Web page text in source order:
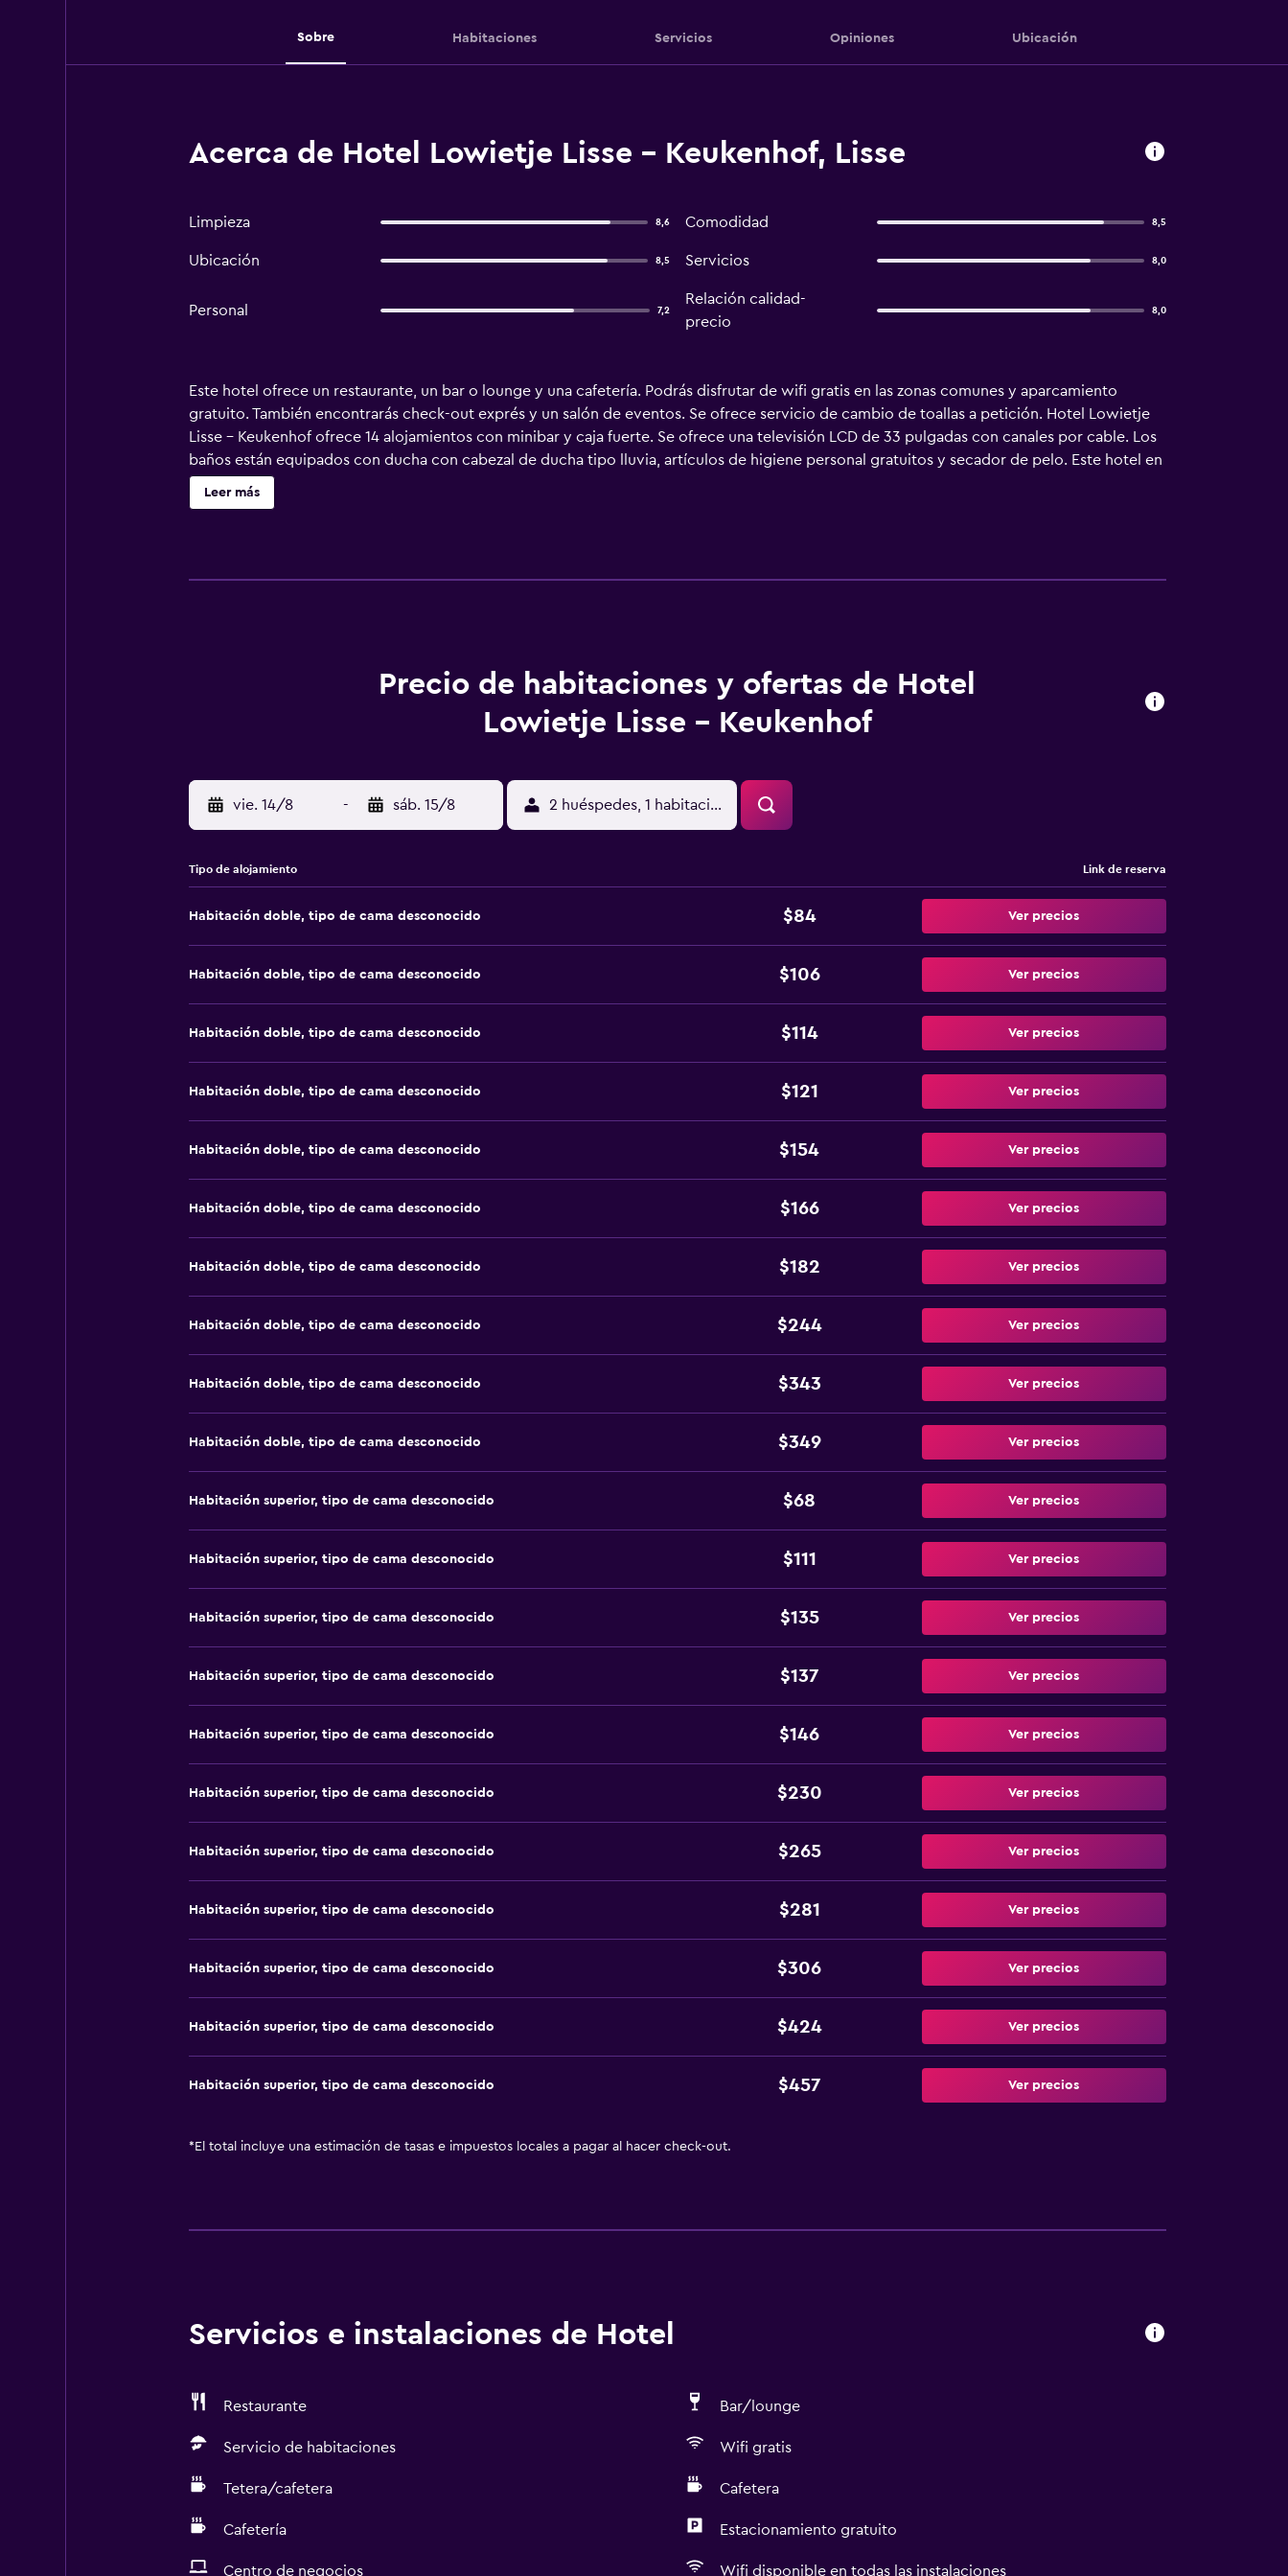
Sobre Habitaciones Servicios Opiniones Ubicación
Acerca de Hotel Lowietje Lisse - Keukenhof, Lisse
Limpieza 8,6 Comodidad 8,5
Ubicación 8,5 Servicios 8,0
Personal 7,2
Relación calidad-
precio
8,0
Este hotel ofrece un restaurante, un bar o lounge y una cafetería. Podrás disfrutar de wifi gratis en las zonas comunes y aparcamiento
gratuito. También encontrarás check-out exprés y un salón de eventos. Se ofrece servicio de cambio de toallas a petición. Hotel Lowietje
Lisse - Keukenhof ofrece 14 alojamientos con minibar y caja fuerte. Se ofrece una televisión LCD de 33 pulgadas con canales por cable. Los
baños están equipados con ducha con cabezal de ducha tipo lluvia, artículos de higiene personal gratuitos y secador de pelo. Este hotel en
Lisse ofrece acceso a Internet wifi gratis con una velocidad de 100 Mbps o más (para 1 o 2 personas, o hasta 6 dispositivos). Los servicios
para las personas de negocios incluyen periódicos gratuitos y teléfono. Es posible solicitar juegos de cama hipoalergénicos, tabla de
Leer más
Precio de habitaciones y ofertas de Hotel
Lowietje Lisse - Keukenhof
vie. 14/8 - sáb. 15/8 2 huéspedes, 1 habitación
Tipo de alojamiento Link de reserva
Habitación doble, tipo de cama desconocido $84 Ver precios
Habitación doble, tipo de cama desconocido $106 Ver precios
Habitación doble, tipo de cama desconocido $114 Ver precios
Habitación doble, tipo de cama desconocido $121 Ver precios
Habitación doble, tipo de cama desconocido $154 Ver precios
Habitación doble, tipo de cama desconocido $166 Ver precios
Habitación doble, tipo de cama desconocido $182 Ver precios
Habitación doble, tipo de cama desconocido $244 Ver precios
Habitación doble, tipo de cama desconocido $343 Ver precios
Habitación doble, tipo de cama desconocido $349 Ver precios
Habitación superior, tipo de cama desconocido $68 Ver precios
Habitación superior, tipo de cama desconocido $111 Ver precios
Habitación superior, tipo de cama desconocido $135 Ver precios
Habitación superior, tipo de cama desconocido $137 Ver precios
Habitación superior, tipo de cama desconocido $146 Ver precios
Habitación superior, tipo de cama desconocido $230 Ver precios
Habitación superior, tipo de cama desconocido $265 Ver precios
Habitación superior, tipo de cama desconocido $281 Ver precios
Habitación superior, tipo de cama desconocido $306 Ver precios
Habitación superior, tipo de cama desconocido $424 Ver precios
Habitación superior, tipo de cama desconocido $457 Ver precios
* El total incluye una estimación de tasas e impuestos locales a pagar al hacer check-out.
Servicios e instalaciones de Hotel
Restaurante Bar/lounge
Servicio de habitaciones Wifi gratis
Tetera/cafetera Cafetera
Cafetería Estacionamiento gratuito
Centro de negocios Wifi disponible en todas las instalaciones